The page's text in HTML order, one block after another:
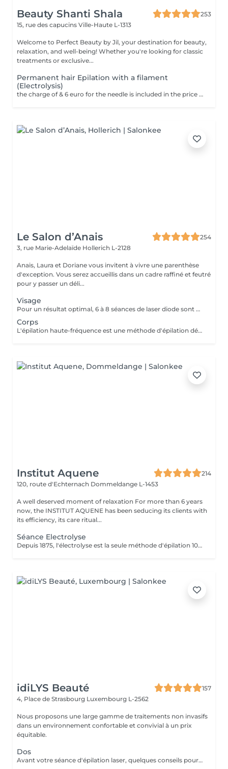
Beauty Shanti Shala
253
15, rue des capucins Ville-Haute L-1313
Welcome to Perfect Beauty by Jil, your destination for beauty,
relaxation, and well-being! Whether you're looking for classic
treatments or exclusive...
Permanent hair Epilation with a filament
(Electrolysis)
the charge of & 6 euro for the needle is included in the price We only use this technique on the face. The aim of electroepilation is to destroy the cells responsible for hair regrowth. In this technique, a thin filament, which transmits the destructive electric current, is pushed through the hair follicle to the hair bulb. A tiny electrical impulse is delivered to the hair bulb: The client feels a strong, brief, localized heat. The hair is then removed with tweezers without resistance. These steps are repeated hair by hair until the session is complete. Unlike other temporary methods such as waxing or shaving, electrolysis offers permanent results. This method is permanent. It treats all types of hair and skin. Contraindication = Peacemaker
Le Salon d’Anais
254
3, rue Marie-Adelaïde Hollerich L-2128
Anais, Laura et Doriane vous invitent à vivre une parenthèse
d'exception. Vous serez accueillis dans un cadre raffiné et feutré
pour y passer un déli...
Visage
Pour un résultat optimal, 6 à 8 séances de laser diode sont généralement recommandées. En cas de pilosité plus dense, quelques séances supplémentaires peuvent être nécessaires. Recommandations avant chaque séance : - Raser la zone concernée 24h à 48h avant le rendez-vous - Ne pas utiliser de cire, d'épilateur électrique ou de pince à épiler durant les 6 semaines précédant le début du traitement (le rasoir ou les ciseaux restent autorisés) En fin de traitement, 5 à 10 % des poils peuvent subsister. Ceux-ci seront éliminés lors des séances d'entretien, à raison de 1 à 2 fois par an. Le laser traite tous les types de peau, de la plus claire à la plus foncée, ainsi que la majorité des types de poils, à l'exception des poils blancs, qui ne contiennent pas de mélanine.
Corps
L'épilation haute-fréquence est une méthode d'épilation définitive au poil par poil. Plus clairement, l'épilation haute fréquence est une évolution de l'épilation électrique aussi appelée électrolyse. Vous l'aurez compris, il s'agit d'une alternative efficace pour tous les types de poils. Notamment les poils blonds, blancs et roux qui ne sont donc pas éligibles à l'épilation laser. Les zones les plus traitées sont les zones du visage. 3€ la minute
Institut Aquene
214
120, route d'Echternach Dommeldange L-1453
A well deserved moment of relaxation For more than 6 years
now, the INSTITUT AQUENE has been seducing its clients with
its efficiency, its care ritual...
Séance Electrolyse
Depuis 1875, l'électrolyse est la seule méthode d'épilation 100% définitive reconnue par les agences de réglementation gouvernementales. Toutes les couleurs de peau et de poil ainsi que toutes les régions peuvent être traitées efficacement et sans aucun compromis. Apilus offre une technologie avancée qui a fait ses preuves en épilation. Déjà utilisés par des milliers de centres à travers le monde entier, les appareils d'électrolyse Apilus offrent des traitements plus efficaces, plus confortables, et des résultats complètement définitifs beaucoup plus rapidement que tout autre système d'épilation. N'hésitez pas à nous contacter pour de plus amples informations.
idiLYS Beauté
157
4, Place de Strasbourg Luxembourg L-2562
Nous proposons une large gamme de traitements non invasifs
dans un environnement confortable et convivial à un prix
équitable.
Dos
Avant votre séance d'épilation laser, quelques conseils pour un meilleur confort et un résultat optimal : 1. Rasez la zone à traiter : de préférence la veille avec un rasoir. 2. Venez avec une peau propre et sèche : sans maquillage, crème, parfum, huile ou déodorant. 3. Protégez votre peau : évitez le soleil, l'autobronzant ainsi que les gommages durant les 3 jours précédant la séance.